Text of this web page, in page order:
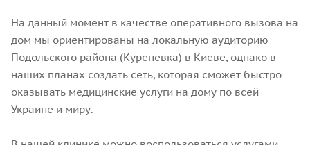
На данный момент в качестве оперативного вызова на
дом мы ориентированы на локальную аудиторию
Подольского района (Куреневка) в Киеве, однако в
наших планах создать сеть, которая сможет быстро
оказывать медицинские услуги на дому по всей
Украине и миру.